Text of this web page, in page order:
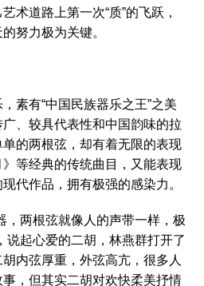
术道路上第一次“质”的飞跃，
努力极为关键。
素有“中国民族器乐之王”之美
、较具代表性和中国韵味的拉
的两根弦，却有着无限的表现
等经典的传统曲目，又能表现
代作品，拥有极强的感染力。
，两根弦就像人的声带一样，极
说起心爱的二胡，林燕群打开了
内弦厚重，外弦高亢，很多人
，但其实二胡对欢快柔美抒情